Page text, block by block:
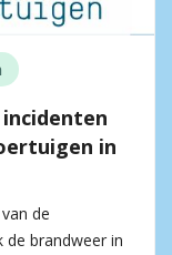
in
de
de brandweer in